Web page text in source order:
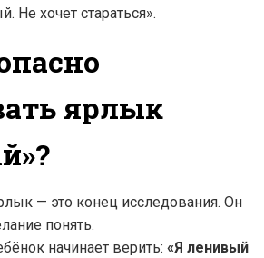
Не хочет стараться».
ярлык
— это конец исследования. Он
понять.
начинает верить: «Я ленивый